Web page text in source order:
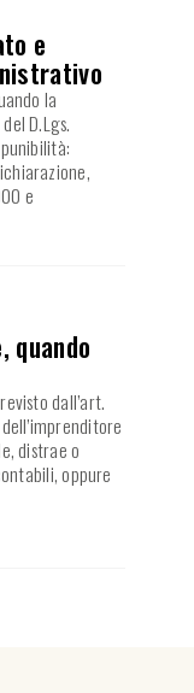
e
la
D.Lgs.
e
quando
dall’art.
distrae o
oppure